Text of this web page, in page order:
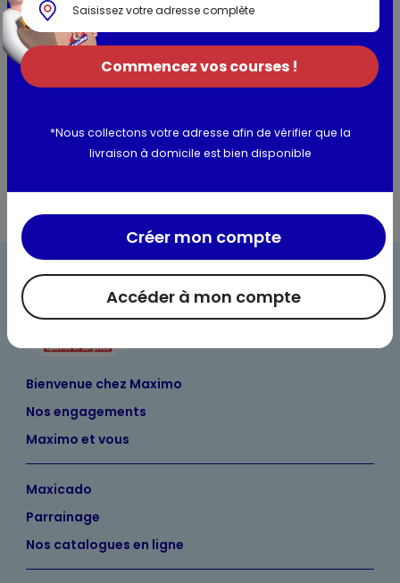
Utilisation et conservation
Potassium Sorbate · Sodium Anisate · Stevia Rebaudiana
Extract · Lactic Acid
Informations complémentaires
Bienvenue chez Maximo
Nos engagements
Maximo et vous
Maxicado
Parrainage
Nos catalogues en ligne
Commencez vos courses !
*Nous collectons votre adresse afin de vérifier que la
livraison à domicile est bien disponible
Accéder à mon compte
Créer mon compte